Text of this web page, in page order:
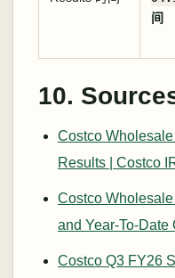
间
10.
Costco
Results | Costco
Costco
and Year-To-
Costco Q3 FY26